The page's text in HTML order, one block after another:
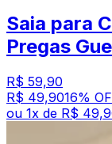
Saia para
Pregas
R$ 59,90
R$ 49,9016%
ou 1x de R$